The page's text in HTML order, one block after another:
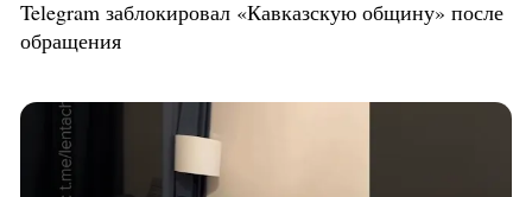
Telegram заблокировал «Кавказскую общину» после
обращения